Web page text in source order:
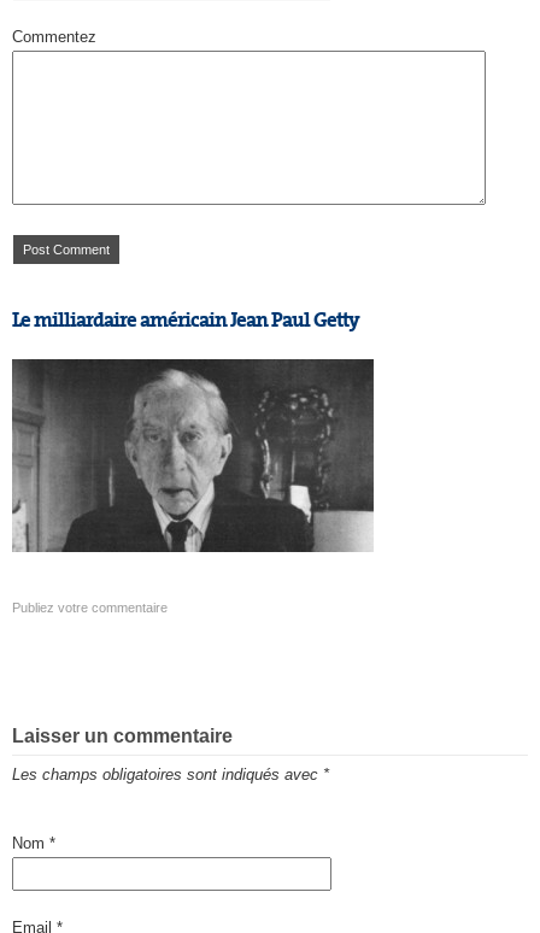
Commentez
Le milliardaire américain Jean Paul Getty
Publiez votre commentaire
Laisser un commentaire
Les champs obligatoires sont indiqués avec *
Nom *
Email *